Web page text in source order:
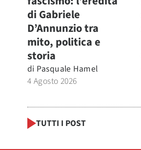
di Gabriele
D’Annunzio tra
mito, politica e
storia
di Pasquale Hamel
4 Agosto 2026
TUTTI I POST